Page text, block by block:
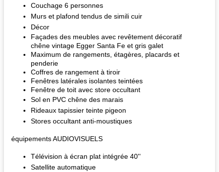
Couchage 6 personnes
Murs et plafond tendus de simili cuir
Décor
Façades des meubles avec revêtement décoratif
chêne vintage Egger Santa Fe et gris galet
Maximum de rangements, étagères, placards et
penderie
Coffres de rangement à tiroir
Fenêtres latérales isolantes teintées
Fenêtre de toit avec store occultant
Sol en PVC chêne des marais
Rideaux tapissier teinte pigeon
Stores occultant anti-moustiques
équipements AUDIOVISUELS
Télévision à écran plat intégrée 40''
Satellite automatique